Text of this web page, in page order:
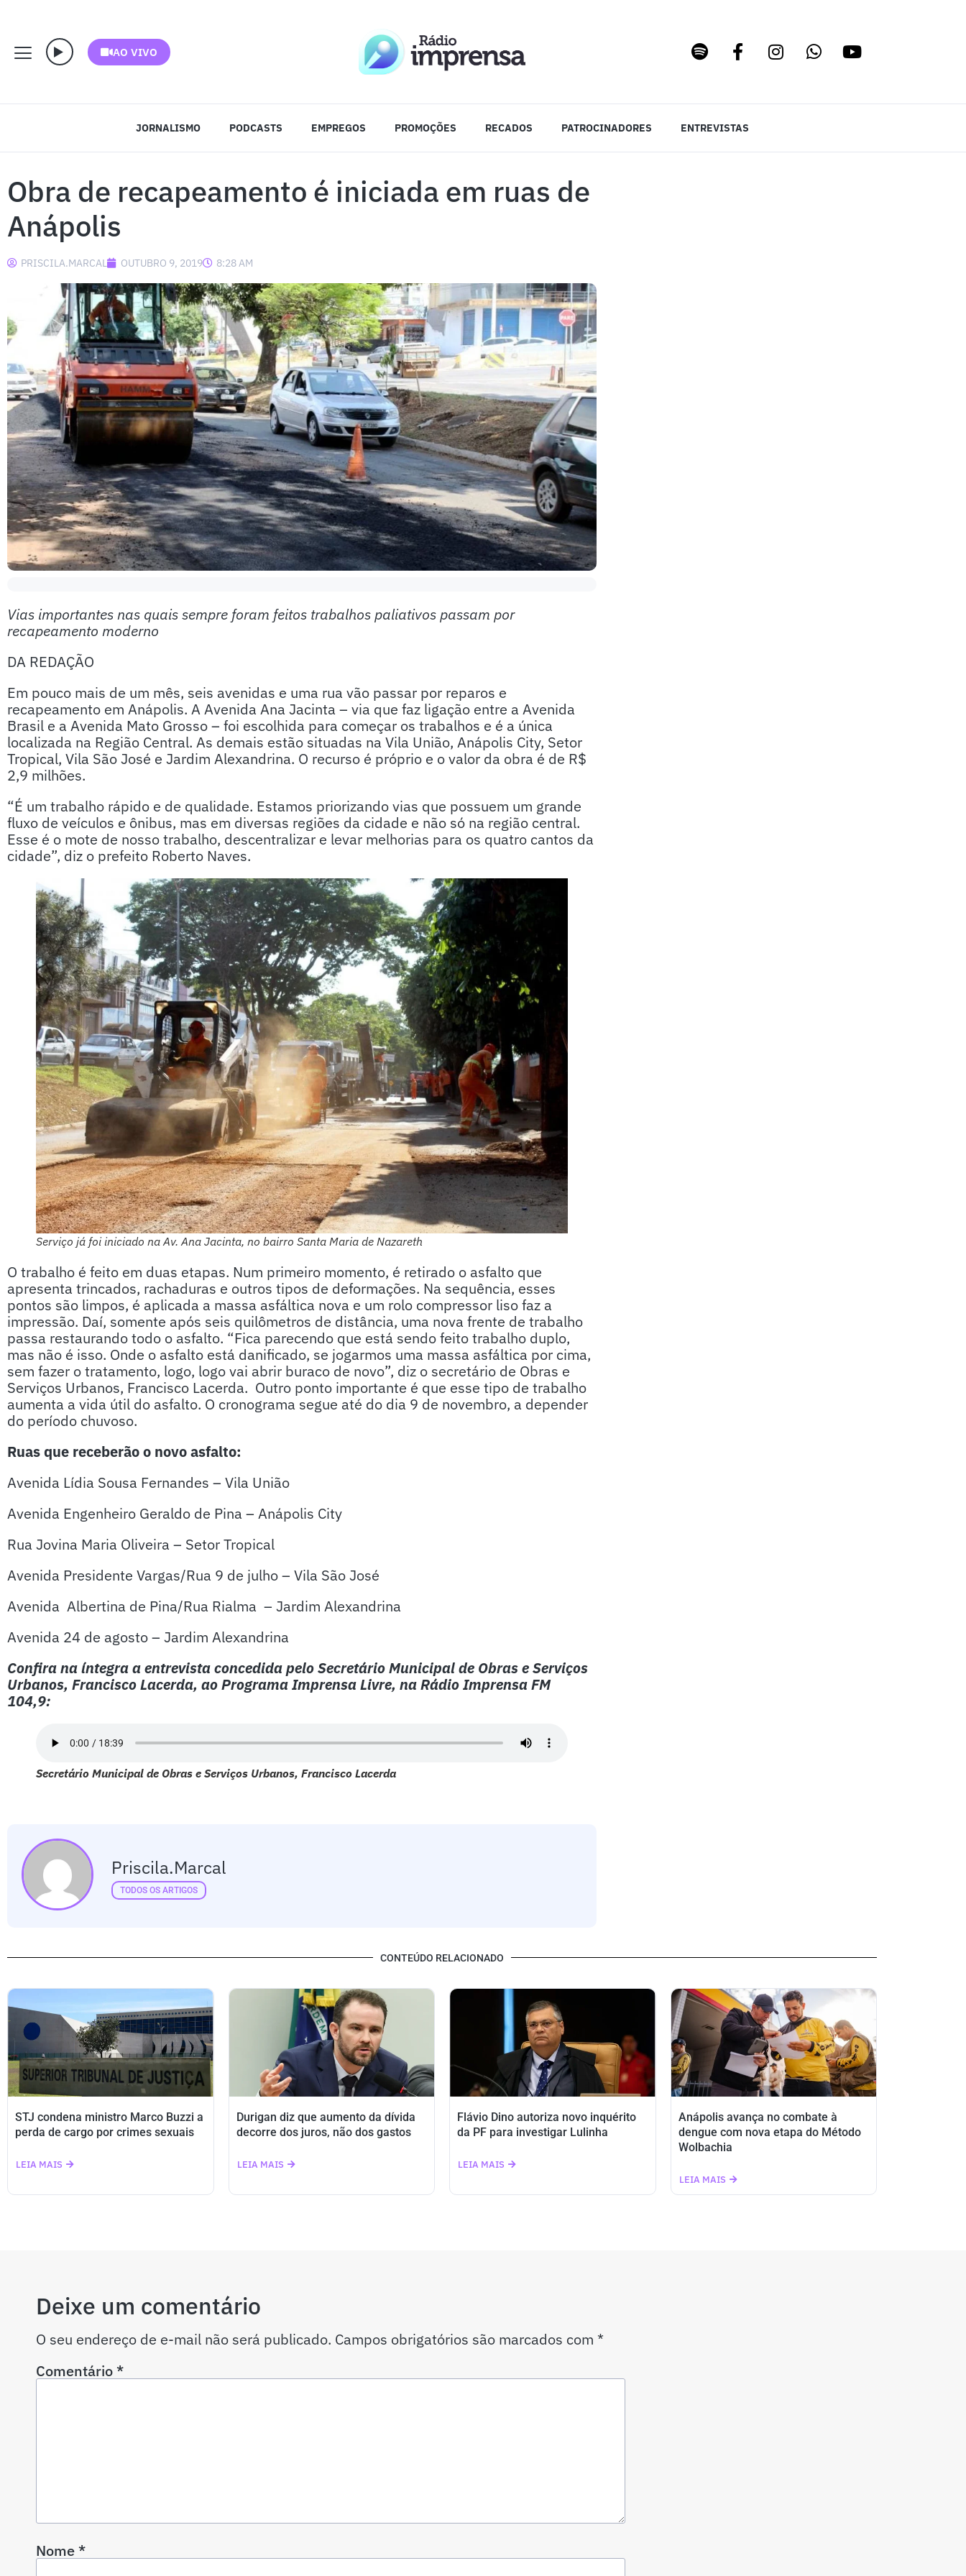
AO VIVO
JORNALISMO PODCASTS EMPREGOS PROMOÇÕES RECADOS PATROCINADORES ENTREVISTAS
Obra de recapeamento é iniciada em ruas de
Anápolis
PRISCILA.MARCAL OUTUBRO 9, 2019 8:28 AM
Vias importantes nas quais sempre foram feitos trabalhos paliativos passam por
recapeamento moderno
DA REDAÇÃO
Em pouco mais de um mês, seis avenidas e uma rua vão passar por reparos e
recapeamento em Anápolis. A Avenida Ana Jacinta – via que faz ligação entre a Avenida
Brasil e a Avenida Mato Grosso – foi escolhida para começar os trabalhos e é a única
localizada na Região Central. As demais estão situadas na Vila União, Anápolis City, Setor
Tropical, Vila São José e Jardim Alexandrina. O recurso é próprio e o valor da obra é de R$
2,9 milhões.
“É um trabalho rápido e de qualidade. Estamos priorizando vias que possuem um grande
fluxo de veículos e ônibus, mas em diversas regiões da cidade e não só na região central.
Esse é o mote de nosso trabalho, descentralizar e levar melhorias para os quatro cantos da
cidade”, diz o prefeito Roberto Naves.
Serviço já foi iniciado na Av. Ana Jacinta, no bairro Santa Maria de Nazareth
O trabalho é feito em duas etapas. Num primeiro momento, é retirado o asfalto que
apresenta trincados, rachaduras e outros tipos de deformações. Na sequência, esses
pontos são limpos, é aplicada a massa asfáltica nova e um rolo compressor liso faz a
impressão. Daí, somente após seis quilômetros de distância, uma nova frente de trabalho
passa restaurando todo o asfalto. “Fica parecendo que está sendo feito trabalho duplo,
mas não é isso. Onde o asfalto está danificado, se jogarmos uma massa asfáltica por cima,
sem fazer o tratamento, logo, logo vai abrir buraco de novo”, diz o secretário de Obras e
Serviços Urbanos, Francisco Lacerda. Outro ponto importante é que esse tipo de trabalho
aumenta a vida útil do asfalto. O cronograma segue até do dia 9 de novembro, a depender
do período chuvoso.
Ruas que receberão o novo asfalto:
Avenida Lídia Sousa Fernandes – Vila União
Avenida Engenheiro Geraldo de Pina – Anápolis City
Rua Jovina Maria Oliveira – Setor Tropical
Avenida Presidente Vargas/Rua 9 de julho – Vila São José
Avenida Albertina de Pina/Rua Rialma – Jardim Alexandrina
Avenida 24 de agosto – Jardim Alexandrina
Confira na íntegra a entrevista concedida pelo Secretário Municipal de Obras e Serviços
Urbanos, Francisco Lacerda, ao Programa Imprensa Livre, na Rádio Imprensa FM
104,9:
Secretário Municipal de Obras e Serviços Urbanos, Francisco Lacerda
Priscila.marcal
TODOS OS ARTIGOS
CONTEÚDO RELACIONADO
STJ condena ministro Marco Buzzi a
perda de cargo por crimes sexuais
LEIA MAIS
Durigan diz que aumento da dívida
decorre dos juros, não dos gastos
LEIA MAIS
Flávio Dino autoriza novo inquérito
da PF para investigar Lulinha
LEIA MAIS
Anápolis avança no combate à
dengue com nova etapa do Método
Wolbachia
LEIA MAIS
Deixe um comentário
O seu endereço de e-mail não será publicado. Campos obrigatórios são marcados com *
Comentário*
Nome*